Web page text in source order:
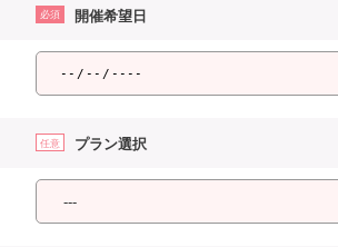
必須 開催希望日
任意 プラン選択